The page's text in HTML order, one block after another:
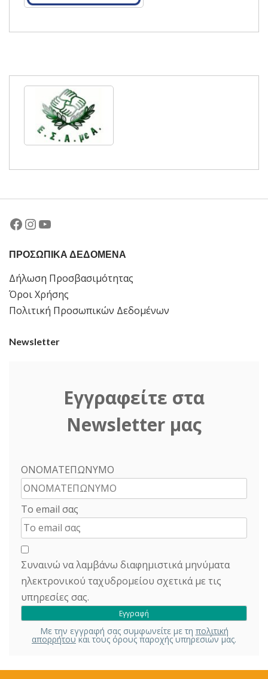
Facebook
Instagram
YouTube
ΠΡΟΣΩΠΙΚΑ ΔΕΔΟΜΕΝΑ
Δήλωση Προσβασιμότητας
Όροι Χρήσης
Πολιτική Προσωπικών Δεδομένων
Newsletter
Εγγραφείτε στα
Newsletter μας
ΟΝΟΜΑΤΕΠΩΝΥΜΟ
Το email σας
Συναινώ να λαμβάνω διαφημιστικά μηνύματα
ηλεκτρονικού ταχυδρομείου σχετικά με τις
υπηρεσίες σας.
Με την εγγραφή σας συμφωνείτε με τη πολιτική
απορρήτουκαι τους όρους παροχής υπηρεσιών μας.